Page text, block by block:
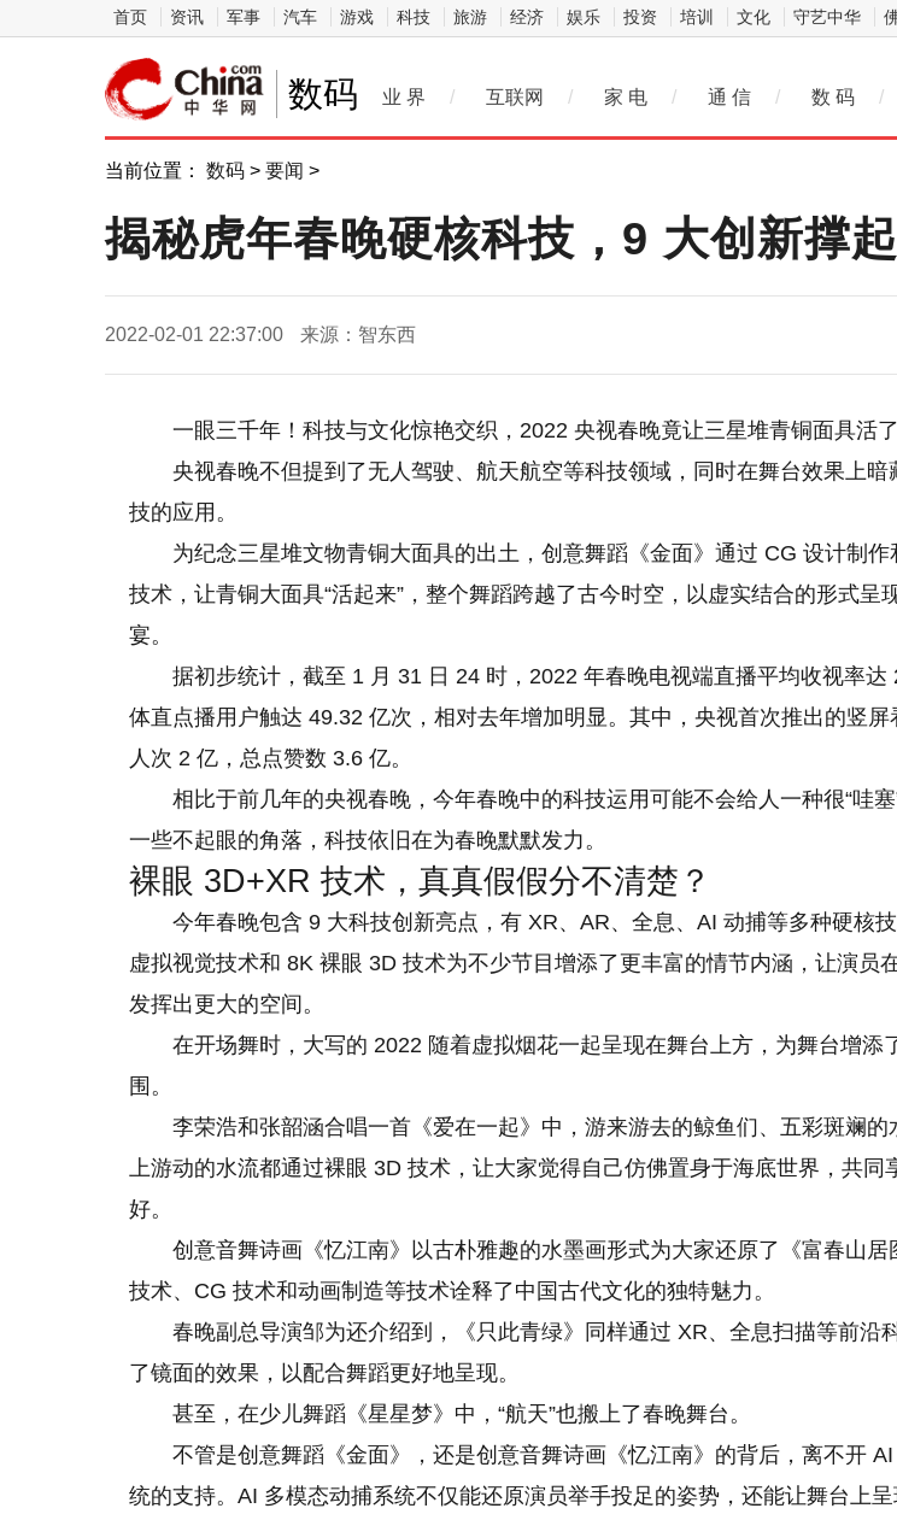
首页 资讯 军事 汽车 游戏 科技 旅游 经济 娱乐 投资 培训 文化 守艺中华
数码 业 界 / 互联网 / 家 电 / 通 信 / 数 码 /
当前位置： 数码 > 要闻 >
揭秘虎年春晚硬核科技，9 大创新撑
2022-02-01 22:37:00 来源：智东西
一眼三千年！科技与文化惊艳交织，2022 央视春晚竟让三星堆青铜面具活了
央视春晚不但提到了无人驾驶、航天航空等科技领域，同时在舞台效果上暗
技的应用。
为纪念三星堆文物青铜大面具的出土，创意舞蹈《金面》通过 CG 设计制作
技术，让青铜大面具“活起来”，整个舞蹈跨越了古今时空，以虚实结合的形式呈
宴。
据初步统计，截至 1 月 31 日 24 时，2022 年春晚电视端直播平均收视率达
体直点播用户触达 49.32 亿次，相对去年增加明显。其中，央视首次推出的竖
人次 2 亿，总点赞数 3.6 亿。
相比于前几年的央视春晚，今年春晚中的科技运用可能不会给人一种很“哇
一些不起眼的角落，科技依旧在为春晚默默发力。
裸眼 3D+XR 技术，真真假假分不清楚？
今年春晚包含 9 大科技创新亮点，有 XR、AR、全息、AI 动捕等多种硬核
虚拟视觉技术和 8K 裸眼 3D 技术为不少节目增添了更丰富的情节内涵，让演员
发挥出更大的空间。
在开场舞时，大写的 2022 随着虚拟烟花一起呈现在舞台上方，为舞台增添
围。
李荣浩和张韶涵合唱一首《爱在一起》中，游来游去的鲸鱼们、五彩斑斓的
上游动的水流都通过裸眼 3D 技术，让大家觉得自己仿佛置身于海底世界，共同
好。
创意音舞诗画《忆江南》以古朴雅趣的水墨画形式为大家还原了《富春山居
技术、CG 技术和动画制造等技术诠释了中国古代文化的独特魅力。
春晚副总导演邹为还介绍到，《只此青绿》同样通过 XR、全息扫描等前沿
了镜面的效果，以配合舞蹈更好地呈现。
甚至，在少儿舞蹈《星星梦》中，“航天”也搬上了春晚舞台。
不管是创意舞蹈《金面》，还是创意音舞诗画《忆江南》的背后，离不开
统的支持。AI 多模态动捕系统不仅能还原演员举手投足的姿势，还能让舞台上